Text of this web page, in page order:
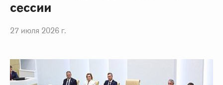
сессии
27 июля 2026 г.